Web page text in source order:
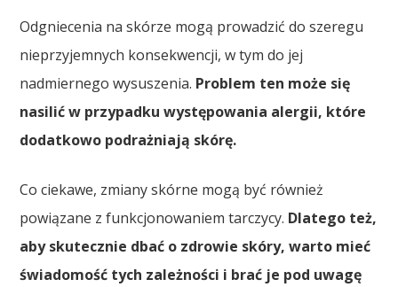
Odgniecenia na skórze mogą prowadzić do szeregu
nieprzyjemnych konsekwencji, w tym do jej
nadmiernego wysuszenia. Problem ten może się
nasilić w przypadku występowania alergii, które
dodatkowo podrażniają skórę.
Co ciekawe, zmiany skórne mogą być również
powiązane z funkcjonowaniem tarczycy. Dlatego też,
aby skutecznie dbać o zdrowie skóry, warto mieć
świadomość tych zależności i brać je pod uwagę